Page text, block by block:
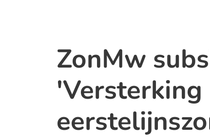
ZonMw
'Versterking